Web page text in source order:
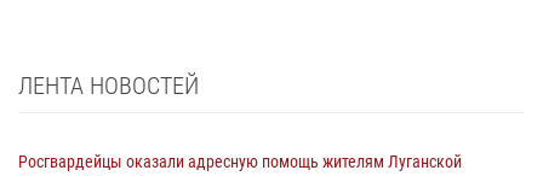
ЛЕНТА НОВОСТЕЙ
Росгвардейцы оказали адресную помощь жителям Луганской